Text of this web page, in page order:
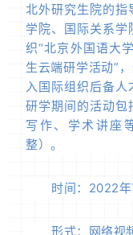
北外研究生院的指
学院、国际关系学
织“北京外国语大
生云端研学活动”
入国际组织后备
研学期间的活动包
写作、学术讲座
整）。
时间：2022
形式：网络视